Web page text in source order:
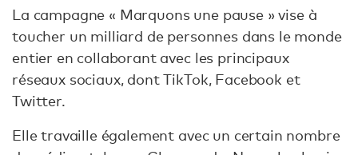
La campagne « Marquons une pause » vise à
toucher un milliard de personnes dans le monde
entier en collaborant avec les principaux
réseaux sociaux, dont TikTok, Facebook et
Twitter.
Elle travaille également avec un certain nombre